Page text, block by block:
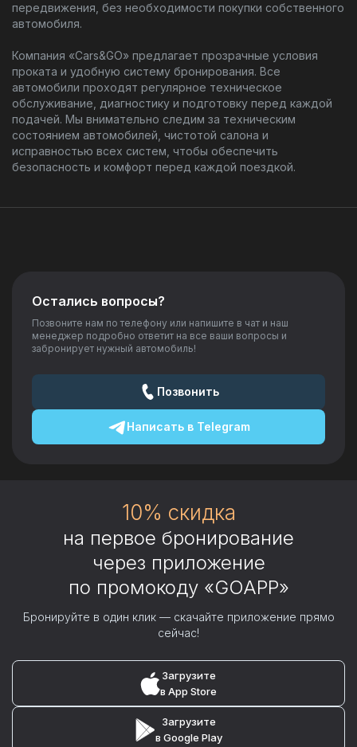
передвижения, без необходимости покупки собственного
автомобиля.
Компания «Cars&GO» предлагает прозрачные условия
проката и удобную систему бронирования. Все
автомобили проходят регулярное техническое
обслуживание, диагностику и подготовку перед каждой
подачей. Мы внимательно следим за техническим
состоянием автомобилей, чистотой салона и
исправностью всех систем, чтобы обеспечить
безопасность и комфорт перед каждой поездкой.
Остались вопросы?
Позвоните нам по телефону или напишите в чат и наш
менеджер подробно ответит на все ваши вопросы и
забронирует нужный автомобиль!
Позвонить
Написать вTelegram
10% скидка
на первое бронирование
через приложение
по промокоду «GOAPP»
Бронируйте в один клик — скачайте приложение прямо
сейчас!
Загрузите
в App Store
Загрузите
в Google Play